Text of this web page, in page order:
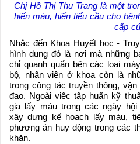
Chị Hồ Thị Thu Trang là một
hiến máu, hiến tiểu cầu cho
cấp
Nhắc đến Khoa Huyết học -
hình dung đó là nơi mà những
chỉ quanh quẩn bên các loại
bộ, nhân viên ở khoa còn là
trong công tác truyền thông,
đạo. Ngoài việc tập huấn kỹ
gia lấy máu trong các ngày
xây dựng kế hoạch lấy máu,
phương án huy động trong các
khăn.